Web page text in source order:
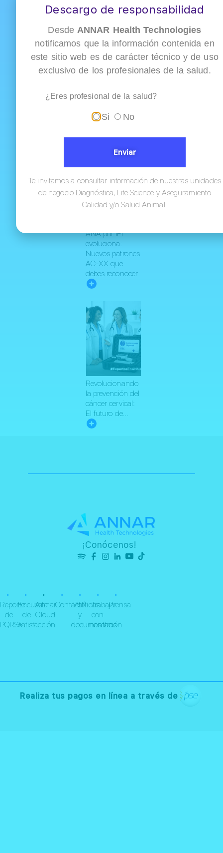
enfermedad
venosa: cómo
interpretar su...
ANA por IFI
evoluciona:
Nuevos patrones
AC-XX que
debes reconocer
Revolucionando
la prevención del
cáncer cervical:
El futuro de...
¡Conócenos!
•
Reporte
de
PQRSF
•
Encuesta
de
satisfacción
•
Annar
Cloud
•
Contacto
•
Políticas
y
documentación
•
Trabaja
con
nosotros
•
Prensa
Realiza tus pagos en línea a través de
Descargo de responsabilidad
Desde ANNAR Health Technologies
notificamos que la información contenida en
este sitio web es de carácter técnico y de uso
exclusivo de los profesionales de la salud.
¿Eres profesional de la salud?
Si No
Enviar
Te invitamos a consultar información de nuestras unidades
de negocio Diagnóstica, Life Science y Aseguramiento
Calidad y/o Salud Animal.